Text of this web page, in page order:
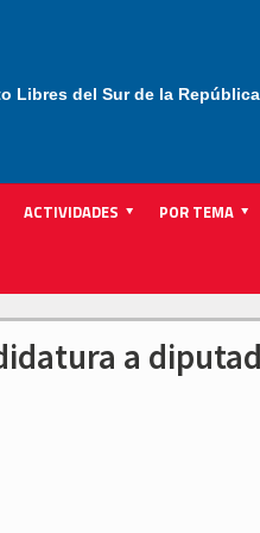
Libres del Sur de la República
ACTIVIDADES POR TEMA
a